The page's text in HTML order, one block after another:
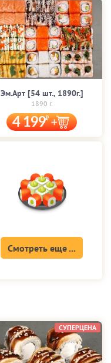
Эм.Арт [54 шт., 1890г.]
1890 г.
4 199
Смотреть еще ...
СУПЕРЦЕНА